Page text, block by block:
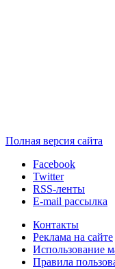
Полная версия сайта
Facebook
Twitter
RSS-ленты
E-mail рассылка
Контакты
Реклама на сайте
Использование
Правила